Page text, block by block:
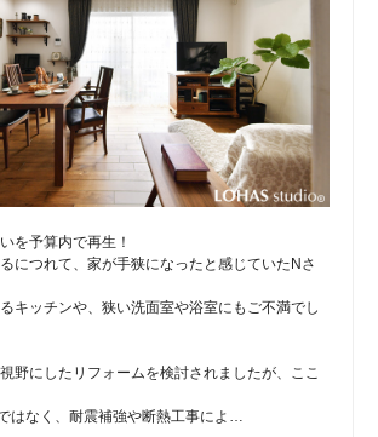
を予算内で再生！
につれて、家が手狭になったと感じていたNさ
キッチンや、狭い洗面室や浴室にもご不満でし
野にしたリフォームを検討されましたが、ここ
はなく、耐震補強や断熱工事によ…